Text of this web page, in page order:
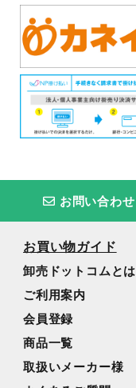
お問い合わせ
お買い物ガイド
卸売ドットコムとは
ご利用案内
会員登録
商品一覧
取扱いメーカー様